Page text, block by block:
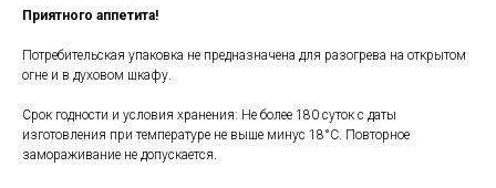
Приятного аппетита!
Потребительская упаковка не предназначена для разогрева на открытом
огне и в духовом шкафу.
Срок годности и условия хранения: Не более 180 суток с даты
изготовления при температуре не выше минус 18°С. Повторное
замораживание не допускается.